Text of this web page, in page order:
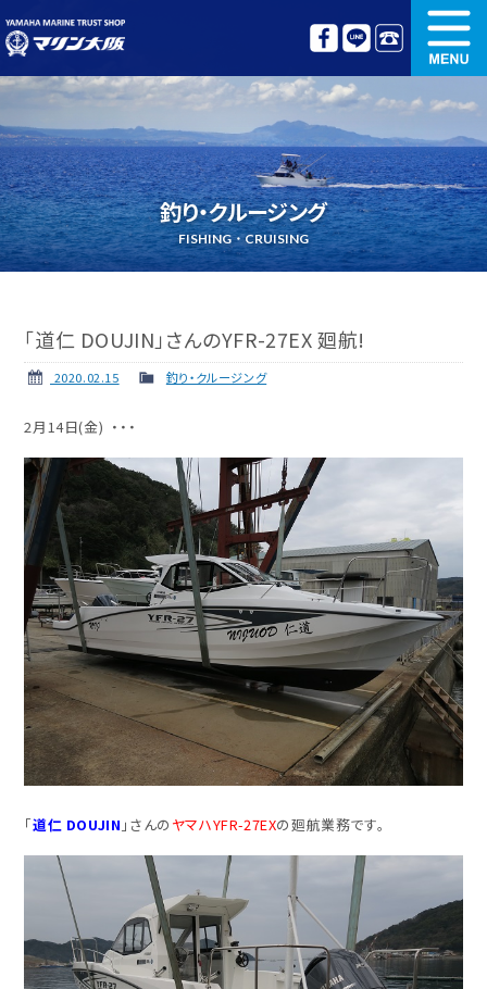
中古艇情報
オリジナル艤装 ボート免許講習
更新講習 クルージング情報
釣り・クルージング
FISHING・CRUISING
「道仁 DOUJIN」さんのYFR-27EX 廻航!
2020.02.15 釣り・クルージング
2月14日(金) ・・・
「道仁 DOUJIN 」さんの ヤマハYFR-27EXの廻航業務です。